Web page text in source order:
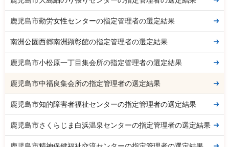
鹿児島市勤労女性センターの指定管理者の選定結果
南洲公園西郷南洲顕彰館の指定管理者の選定結果
鹿児島市小松原一丁目集会所の指定管理者の選定結果
鹿児島市中福良集会所の指定管理者の選定結果
鹿児島市知的障害者福祉センターの指定管理者の選定結果
鹿児島市さくらじま白浜温泉センターの指定管理者の選定結果